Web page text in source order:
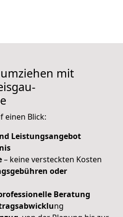
mit
einen Blick:
Leistungsangebot
– keine versteckten Kosten
oder
Beratung
ng